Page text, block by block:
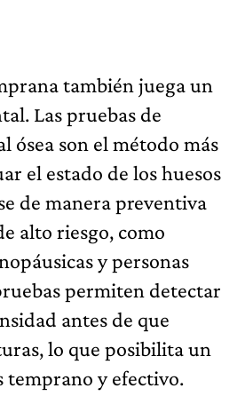
también juega un
Las pruebas de
ósea son el método más
el estado de los huesos
de manera preventiva
alto riesgo, como
y personas
permiten detectar
antes de que
lo que posibilita un
y efectivo.